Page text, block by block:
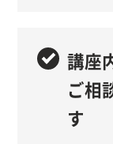
講座
ご相
す